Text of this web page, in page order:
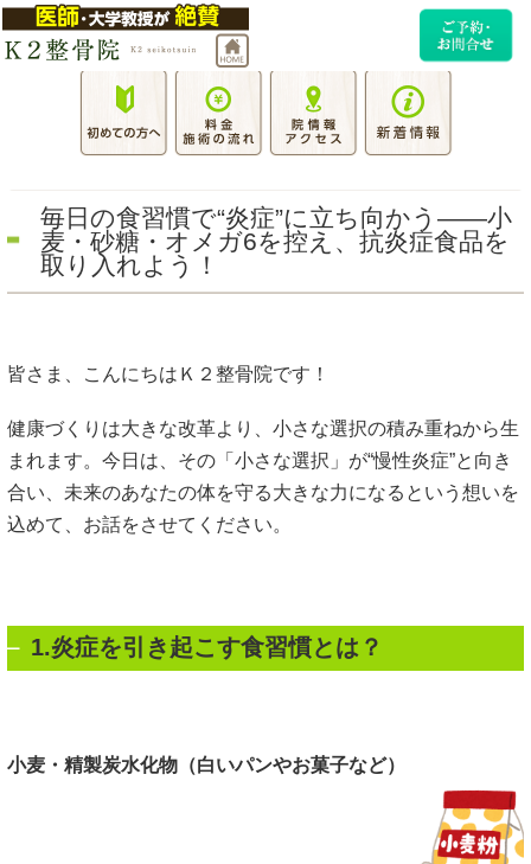
毎日の食習慣で“炎症”に立ち向かう――小
麦・砂糖・オメガ6を控え、抗炎症食品を
取り入れよう！
皆さま、こんにちはＫ２整骨院です！
健康づくりは大きな改革より、小さな選択の積み重ねから生
まれます。今日は、その「小さな選択」が“慢性炎症”と向き
合い、未来のあなたの体を守る大きな力になるという想いを
込めて、お話をさせてください。
1.炎症を引き起こす食習慣とは？
小麦・精製炭水化物（白いパンやお菓子など）